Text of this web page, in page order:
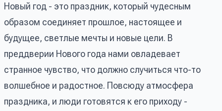
Новый год - это праздник, который чудесным
образом соединяет прошлое, настоящее и
будущее, светлые мечты и новые цели. В
преддверии Нового года нами овладевает
странное чувство, что должно случиться что-то
волшебное и радостное. Повсюду атмосфера
праздника, и люди готовятся к его приходу -